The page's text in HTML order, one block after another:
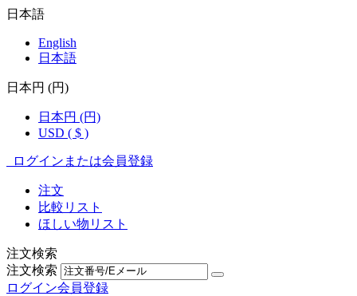
日本語
English
日本語
日本円 (円)
日本円 (円)
USD ( $ )
ログインまたは会員登録
注文
比較リスト
ほしい物リスト
注文検索
注文検索
ログイン会員登録